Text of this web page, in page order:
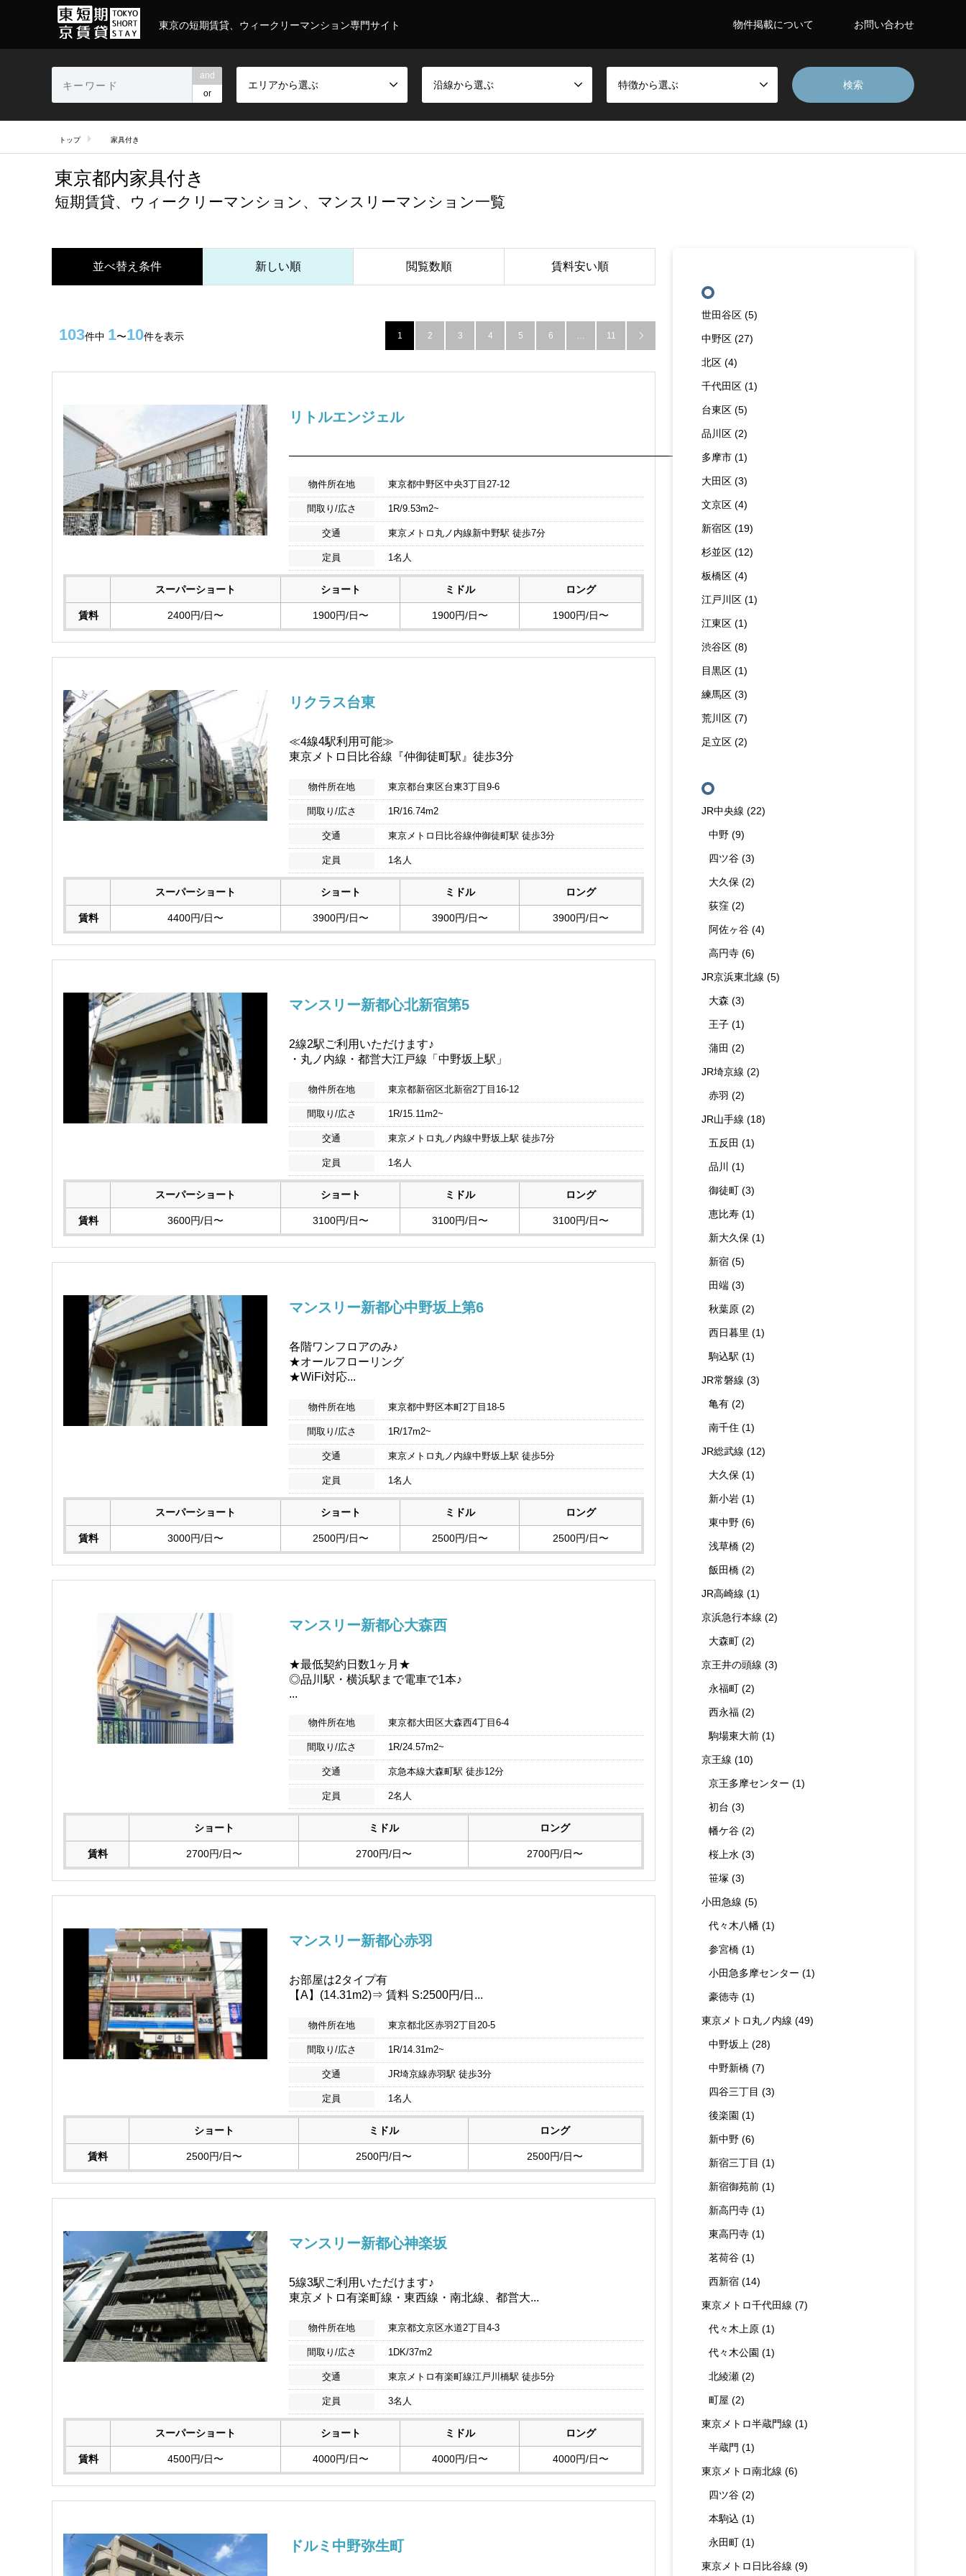
東京の短期賃貸、ウィークリーマンション専門サイト 物件掲載について お問い合わせ
and
or
エリアから選ぶ 沿線から選ぶ 特徴から選ぶ
トップ 家具付き
東京都内家具付き
短期賃貸、ウィークリーマンション、マンスリーマンション一覧
並べ替え条件 新しい順 閲覧数順 賃料安い順
103件中 1〜10件を表示 1 2 3 4 5 6 … 11 
リトルエンジェル
――――――――――――――――――――――――――――――――――――――――
物件所在地 東京都中野区中央3丁目27-12
間取り/広さ 1R/9.53m2~
交通 東京メトロ丸ノ内線新中野駅 徒歩7分
定員 1名人
スーパーショート ショート ミドル ロング
賃料 2400円/日〜 1900円/日〜 1900円/日〜 1900円/日〜
リクラス台東
≪4線4駅利用可能≫
東京メトロ日比谷線『仲御徒町駅』徒歩3分
物件所在地 東京都台東区台東3丁目9-6
間取り/広さ 1R/16.74m2
交通 東京メトロ日比谷線仲御徒町駅 徒歩3分
定員 1名人
スーパーショート ショート ミドル ロング
賃料 4400円/日〜 3900円/日〜 3900円/日〜 3900円/日〜
マンスリー新都心北新宿第5
2線2駅ご利用いただけます♪
・丸ノ内線・都営大江戸線「中野坂上駅」
物件所在地 東京都新宿区北新宿2丁目16-12
間取り/広さ 1R/15.11m2~
交通 東京メトロ丸ノ内線中野坂上駅 徒歩7分
定員 1名人
スーパーショート ショート ミドル ロング
賃料 3600円/日〜 3100円/日〜 3100円/日〜 3100円/日〜
マンスリー新都心中野坂上第6
各階ワンフロアのみ♪
★オールフローリング
★WiFi対応...
物件所在地 東京都中野区本町2丁目18-5
間取り/広さ 1R/17m2~
交通 東京メトロ丸ノ内線中野坂上駅 徒歩5分
定員 1名人
スーパーショート ショート ミドル ロング
賃料 3000円/日〜 2500円/日〜 2500円/日〜 2500円/日〜
マンスリー新都心大森西
★最低契約日数1ヶ月★
◎品川駅・横浜駅まで電車で1本♪
...
物件所在地 東京都大田区大森西4丁目6-4
間取り/広さ 1R/24.57m2~
交通 京急本線大森町駅 徒歩12分
定員 2名人
ショート ミドル ロング
賃料 2700円/日〜 2700円/日〜 2700円/日〜
マンスリー新都心赤羽
お部屋は2タイプ有
【A】(14.31m2)⇒ 賃料 S:2500円/日...
物件所在地 東京都北区赤羽2丁目20-5
間取り/広さ 1R/14.31m2~
交通 JR埼京線赤羽駅 徒歩3分
定員 1名人
ショート ミドル ロング
賃料 2500円/日〜 2500円/日〜 2500円/日〜
マンスリー新都心神楽坂
5線3駅ご利用いただけます♪
東京メトロ有楽町線・東西線・南北線、都営大...
物件所在地 東京都文京区水道2丁目4-3
間取り/広さ 1DK/37m2
交通 東京メトロ有楽町線江戸川橋駅 徒歩5分
定員 3名人
スーパーショート ショート ミドル ロング
賃料 4500円/日〜 4000円/日〜 4000円/日〜 4000円/日〜
ドルミ中野弥生町
世田谷区 (5)
中野区 (27)
北区 (4)
千代田区 (1)
台東区 (5)
品川区 (2)
多摩市 (1)
大田区 (3)
文京区 (4)
新宿区 (19)
杉並区 (12)
板橋区 (4)
江戸川区 (1)
江東区 (1)
渋谷区 (8)
目黒区 (1)
練馬区 (3)
荒川区 (7)
足立区 (2)
JR中央線 (22)
中野 (9)
四ツ谷 (3)
大久保 (2)
荻窪 (2)
阿佐ヶ谷 (4)
高円寺 (6)
JR京浜東北線 (5)
大森 (3)
王子 (1)
蒲田 (2)
JR埼京線 (2)
赤羽 (2)
JR山手線 (18)
五反田 (1)
品川 (1)
御徒町 (3)
恵比寿 (1)
新大久保 (1)
新宿 (5)
田端 (3)
秋葉原 (2)
西日暮里 (1)
駒込駅 (1)
JR常磐線 (3)
亀有 (2)
南千住 (1)
JR総武線 (12)
大久保 (1)
新小岩 (1)
東中野 (6)
浅草橋 (2)
飯田橋 (2)
JR高崎線 (1)
京浜急行本線 (2)
大森町 (2)
京王井の頭線 (3)
永福町 (2)
西永福 (2)
駒場東大前 (1)
京王線 (10)
京王多摩センター (1)
初台 (3)
幡ケ谷 (2)
桜上水 (3)
笹塚 (3)
小田急線 (5)
代々木八幡 (1)
参宮橋 (1)
小田急多摩センター (1)
豪徳寺 (1)
東京メトロ丸ノ内線 (49)
中野坂上 (28)
中野新橋 (7)
四谷三丁目 (3)
後楽園 (1)
新中野 (6)
新宿三丁目 (1)
新宿御苑前 (1)
新高円寺 (1)
東高円寺 (1)
茗荷谷 (1)
西新宿 (14)
東京メトロ千代田線 (7)
代々木上原 (1)
代々木公園 (1)
北綾瀬 (2)
町屋 (2)
東京メトロ半蔵門線 (1)
半蔵門 (1)
東京メトロ南北線 (6)
四ツ谷 (2)
本駒込 (1)
永田町 (1)
東京メトロ日比谷線 (9)